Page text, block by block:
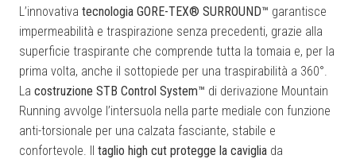
L’innovativa tecnologia GORE-TEX® SURROUND™ garantisce
impermeabilità e traspirazione senza precedenti, grazie alla
superficie traspirante che comprende tutta la tomaia e, per la
prima volta, anche il sottopiede per una traspirabilità a 360°.
La costruzione STB Control System™ di derivazione Mountain
Running avvolge l’intersuola nella parte mediale con funzione
anti-torsionale per una calzata fasciante, stabile e
confortevole. Il taglio high cut protegge la caviglia da